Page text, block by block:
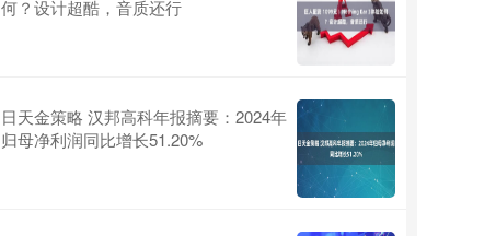
何？设计超酷，音质还行
日天金策略 汉邦高科年报摘要：2024年
归母净利润同比增长51.20%